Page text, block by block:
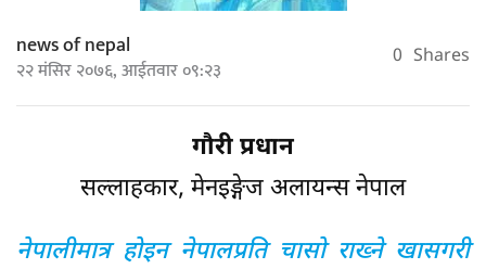
news of nepal
२२ मंसिर २०७६, आईतवार ०९:२३ 0 Shares
गौरी प्रधान
सल्लाहकार, मेनइङ्गेज अलायन्स नेपाल
नेपालीमात्र होइन नेपालप्रति चासो राख्ने खासगरी